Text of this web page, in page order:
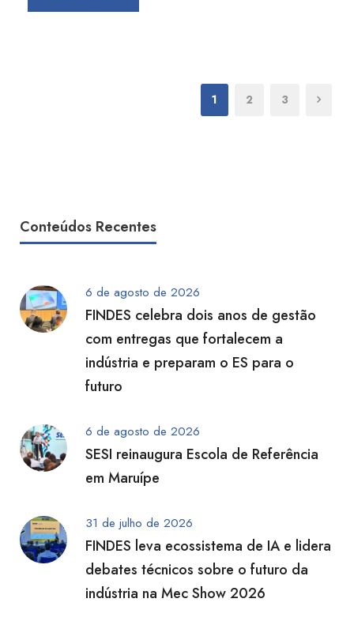
1 2 3
Conteúdos Recentes
6 de agosto de 2026
FINDES celebra dois anos de gestão
com entregas que fortalecem a
indústria e preparam o ES para o
futuro
6 de agosto de 2026
SESI reinaugura Escola de Referência
em Maruípe
31 de julho de 2026
FINDES leva ecossistema de IA e lidera
debates técnicos sobre o futuro da
indústria na Mec Show 2026